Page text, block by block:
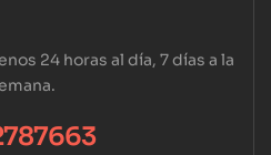
24 horas al día, 7 días a la